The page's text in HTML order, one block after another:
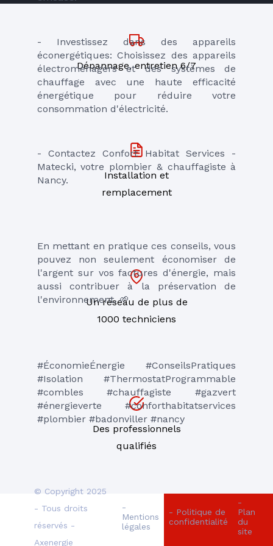
- Investissez dans des appareils
éconergétiques: Choisissez des appareils
électroménagers et des systèmes de
chauffage avec une haute efficacité
énergétique pour réduire votre
consommation d'électricité.
- Contactez Confort Habitat Services -
Matecki, votre plombier & chauffagiste à
Nancy.
En mettant en pratique ces conseils, vous
pouvez non seulement économiser de
l'argent sur vos factures d'énergie, mais
aussi contribuer à la préservation de
l'environnement. 🌱
#ÉconomieÉnergie #ConseilsPratiques
#Isolation #ThermostatProgrammable
#combles #chauffagiste #gazvert
#énergieverte #conforthabitatservices
#plombier #badonviller #nancy
Dépannage, entretien 6/7
Installation et
remplacement
Un réseau de plus de
1000 techniciens
Des professionnels
qualifiés
© Copyright 2025
- Tous droits
réservés -
Axenergie
-
Mentions
légales
- Politique de
confidentialité
-
Plan
du
site